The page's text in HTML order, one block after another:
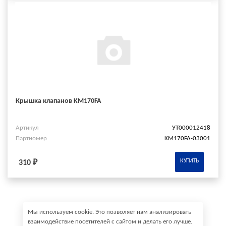
Крышка клапанов KM170FA
Артикул
УТ000012418
Партномер
KM170FA-03001
310 ₽ КУПИТЬ
Мы используем cookie. Это позволяет нам анализировать
взаимодействие посетителей с сайтом и делать его лучше.